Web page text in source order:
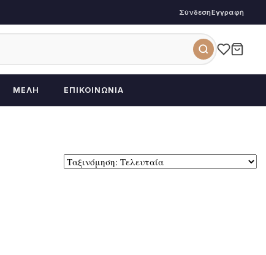
ΣύνδεσηΕγγραφή
ΜΈΛΗ ΕΠΙΚΟΙΝΩΝΊΑ